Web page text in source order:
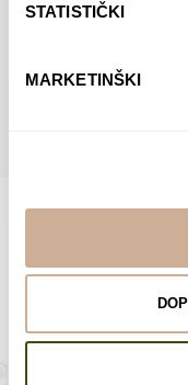
STATISTIČKI
MARKETINŠKI
ODABERI
POGLEDAJTE
Limited